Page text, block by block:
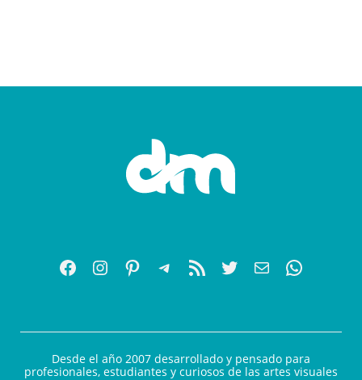
Desde el año 2007 desarrollado y pensado para
profesionales, estudiantes y curiosos de las artes visuales